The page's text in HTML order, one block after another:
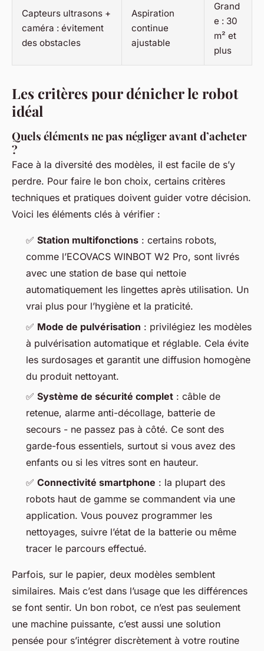
Capteurs ultrasons +
caméra : évitement
des obstacles
Aspiration
continue
ajustable
Grand
e : 30
m² et
plus
Les critères pour dénicher le robot
idéal
Quels éléments ne pas négliger avant d’acheter
?
Face à la diversité des modèles, il est facile de s’y
perdre. Pour faire le bon choix, certains critères
techniques et pratiques doivent guider votre décision.
Voici les éléments clés à vérifier :
✅ Station multifonctions : certains robots,
comme l’ECOVACS WINBOT W2 Pro, sont livrés
avec une station de base qui nettoie
automatiquement les lingettes après utilisation. Un
vrai plus pour l’hygiène et la praticité.
✅ Mode de pulvérisation : privilégiez les modèles
à pulvérisation automatique et réglable. Cela évite
les surdosages et garantit une diffusion homogène
du produit nettoyant.
✅ Système de sécurité complet : câble de
retenue, alarme anti-décollage, batterie de
secours - ne passez pas à côté. Ce sont des
garde-fous essentiels, surtout si vous avez des
enfants ou si les vitres sont en hauteur.
✅ Connectivité smartphone : la plupart des
robots haut de gamme se commandent via une
application. Vous pouvez programmer les
nettoyages, suivre l’état de la batterie ou même
tracer le parcours effectué.
Parfois, sur le papier, deux modèles semblent
similaires. Mais c’est dans l’usage que les différences
se font sentir. Un bon robot, ce n’est pas seulement
une machine puissante, c’est aussi une solution
pensée pour s’intégrer discrètement à votre routine